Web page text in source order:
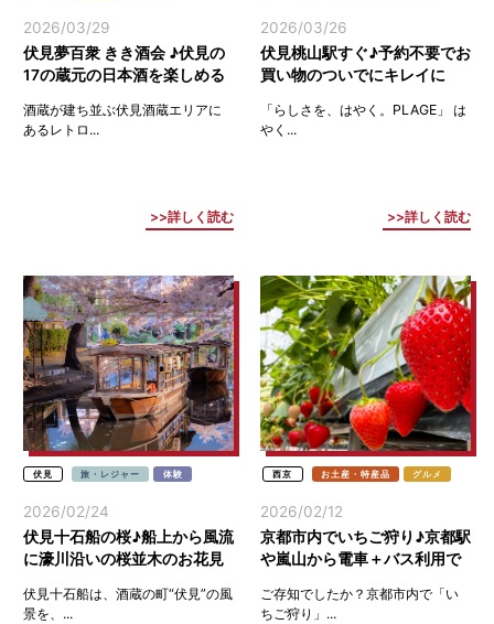
2026/03/29
伏見夢百衆 きき酒会 ♪伏見の
17の蔵元の日本酒を楽しめる
酒蔵が建ち並ぶ伏見酒蔵エリアに
あるレトロ...
詳しく読む
2026/03/26
伏見桃山駅すぐ♪予約不要でお
買い物のついでにキレイに
筋商店街通り店」
「らしさを、はやく。PLAGE」 は
やく...
詳しく読む
伏見 旅・レジャー 体験
2026/02/24
伏見十石船の桜♪船上から風流
に濠川沿いの桜並木のお花見
伏見十石船は、酒蔵の町“伏見”の風
景を、...
西京 お土産・特産品 グルメ
2026/02/12
京都市内でいちご狩り♪京都駅
や嵐山から電車＋バス利用で
ご存知でしたか？京都市内で「い
ちご狩り」...